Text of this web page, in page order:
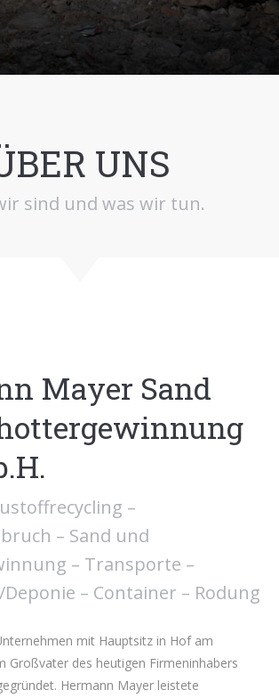
UNS
sind und was wir tun.
Mayer Sand
–
– Sand und
– Transporte –
– Container – Rodung
mit Hauptsitz in Hof am
Großvater des heutigen Firmeninhabers
Hermann Mayer leistete